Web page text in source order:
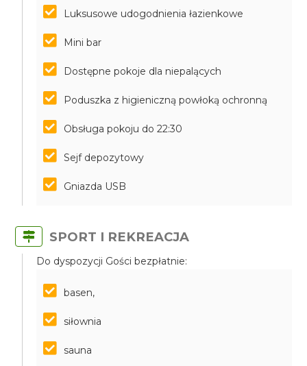
Luksusowe udogodnienia łazienkowe
Mini bar
Dostępne pokoje dla niepalących
Poduszka z higieniczną powłoką ochronną
Obsługa pokoju do 22:30
Sejf depozytowy
Gniazda USB
SPORT I REKREACJA
Do dyspozycji Gości bezpłatnie:
basen,
siłownia
sauna